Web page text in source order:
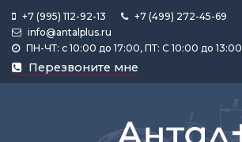
+7 (995) 112-92-13
+7 (499) 272-45-69
info@antalplus.ru
ПН-ЧТ: с 10:00 до 17:00, ПТ: С 10:00 до 13:00
Перезвоните мне
Каталог
продукции